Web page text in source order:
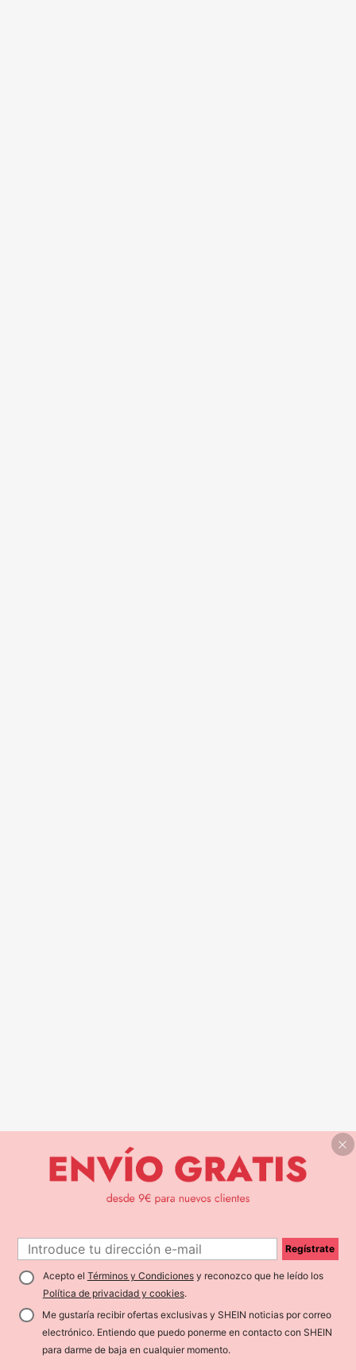
Regístrate
Acepto el Términos y Condicionesy reconozco que he leído los
Política de privacidad y cookies.
Me gustaría recibir ofertas exclusivas y SHEIN noticias por correo
electrónico. Entiendo que puedo ponerme en contacto con SHEIN
para darme de baja en cualquier momento.